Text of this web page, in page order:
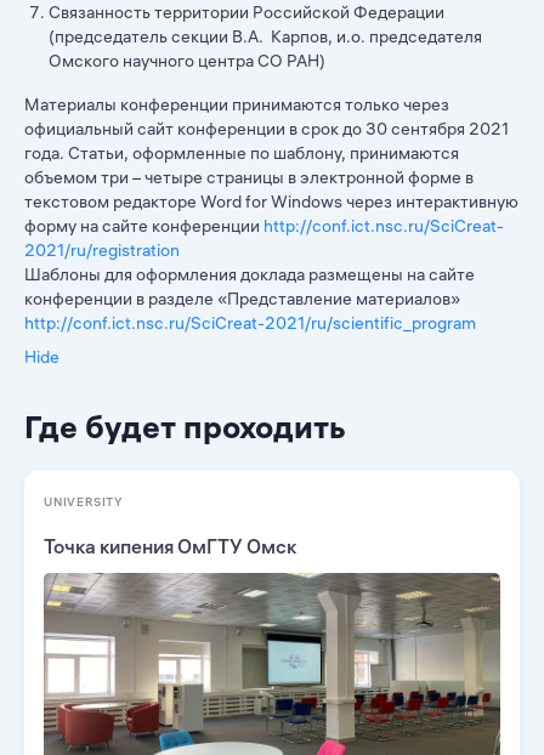
Связанность территории Российской Федерации
(председатель секции В.А. Карпов, и.о. председателя
Омского научного центра СО РАН)
Материалы конференции принимаются только через
официальный сайт конференции в срок до 30 сентября 2021
года. Статьи, оформленные по шаблону, принимаются
объемом три – четыре страницы в электронной форме в
текстовом редакторе Word for Windows через интерактивную
форму на сайте конференции http://conf.ict.nsc.ru/SciCreat-
2021/ru/registration
Шаблоны для оформления доклада размещены на сайте
конференции в разделе «Представление материалов»
http://conf.ict.nsc.ru/SciCreat-2021/ru/scientific_program
Hide
Где будет проходить
UNIVERSITY
Точка кипения ОмГТУ Омск